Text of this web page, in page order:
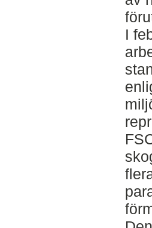
I